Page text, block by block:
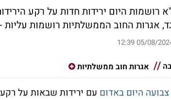
רושמות היום ירידות חדות על רקע
אגרות החוב הממשלתיות רושמות עליות
05/08/2024
אגרות חוב ממשלתיות
היום באדום עם ירידות שבאות על